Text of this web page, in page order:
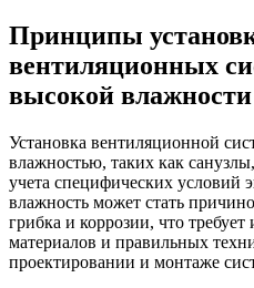
Принципы
вентиляционных
высокой влажности
Установка вентиляционной
влажностью, таких как
учета специфических условий
влажность может стать
грибка и коррозии, что
материалов и правильных
проектировании и монтаже